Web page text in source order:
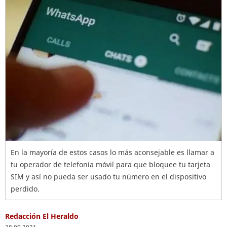
En la mayoría de estos casos lo más aconsejable es llamar a
tu operador de telefonía móvil para que bloquee tu tarjeta
SIM y así no pueda ser usado tu número en el dispositivo
perdido.
Redacción El Heraldo